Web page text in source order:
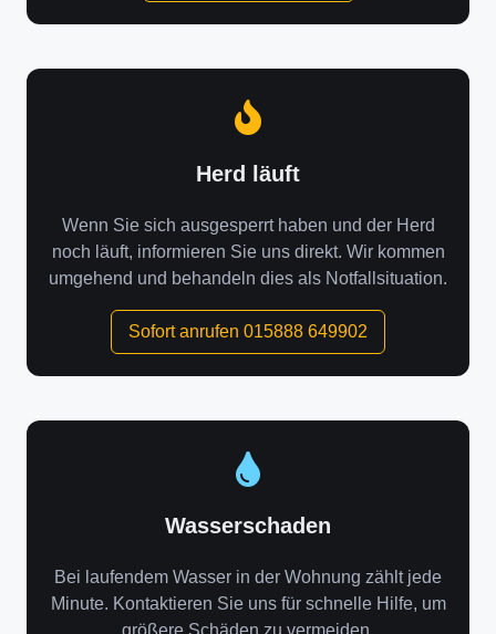
Herd läuft
Wenn Sie sich ausgesperrt haben und der Herd
noch läuft, informieren Sie uns direkt. Wir kommen
umgehend und behandeln dies als Notfallsituation.
Sofort anrufen 015888 649902
Wasserschaden
Bei laufendem Wasser in der Wohnung zählt jede
Minute. Kontaktieren Sie uns für schnelle Hilfe, um
größere Schäden zu vermeiden.